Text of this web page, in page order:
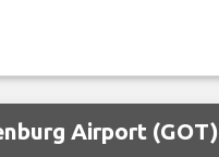
Airport (GOT)